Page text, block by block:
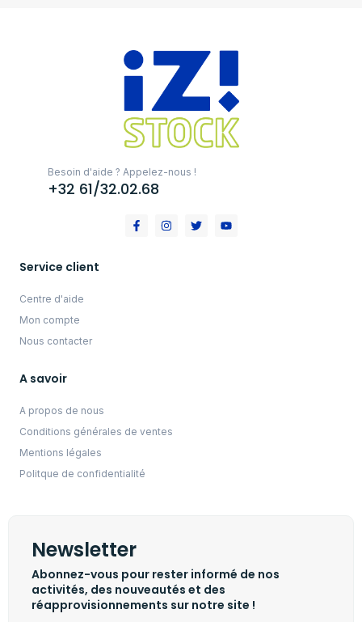
Besoin d'aide ? Appelez-nous !
+32 61/32.02.68
Service client
Centre d'aide
Mon compte
Nous contacter
A savoir
A propos de nous
Conditions générales de ventes
Mentions légales
Politque de confidentialité
Newsletter
Abonnez-vous pour rester informé de nos
activités, des nouveautés et des
réapprovisionnements sur notre site !